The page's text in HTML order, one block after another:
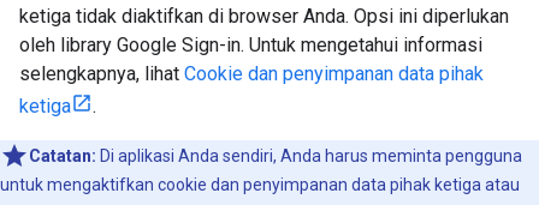
ketiga tidak diaktifkan di browser Anda. Opsi ini diperlukan
oleh library Google Sign-in. Untuk mengetahui informasi
selengkapnya, lihat Cookie dan penyimpanan data pihak
ketiga
.
Catatan: Di aplikasi Anda sendiri, Anda harus meminta pengguna
untuk mengaktifkan cookie dan penyimpanan data pihak ketiga atau